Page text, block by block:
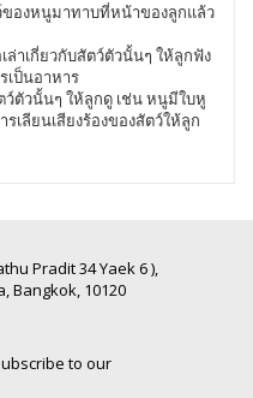
งหนูมาทาบที่หน้าของลูกแล้ว
าเกี่ยวกับสัตว์ตัวนั้นๆ ให้ลูกฟัง
ป็นอาหาร
ตัวนั้นๆ ให้ลูกดู เช่น หนูมีใบหู
เลียนเสียงร้องของสัตว์ให้ลูก
Pradit 34 Yaek 6 ),
Bangkok, 10120
to our